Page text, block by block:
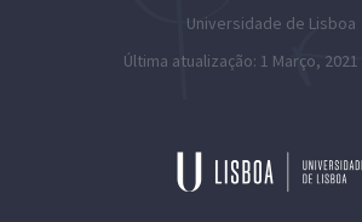
Universidade de Lisboa
Última atualização: 1 Março, 2021